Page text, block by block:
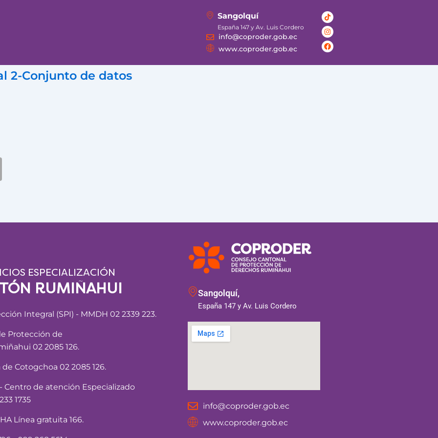
Sangolquí
España 147 y Av. Luis Cordero
info@coproder.gob.ec
www.coproder.gob.ec
Tiktok
Instagram
Facebook
2-Conjunto de datos
ESPECIALIZACIÓN
RUMIÑAHUI
Integral (SPI) - MMDH 02 2339 223.
Protección de
02 2085 126.
Cotogchoa 02 2085 126.
Centro de atención Especializado
1735
Línea gratuita 166.
Sangolquí,
España 147 y Av. Luis Cordero
info@coproder.gob.ec
www.coproder.gob.ec